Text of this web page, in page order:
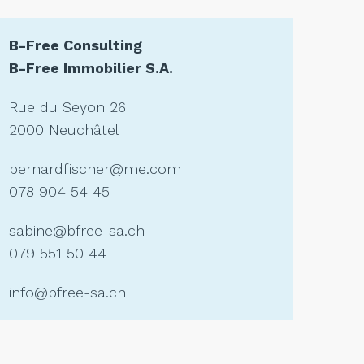
B-Free Consulting
B-Free Immobilier S.A.
Rue du Seyon 26
2000 Neuchâtel
bernardfischer@me.com
078 904 54 45
sabine@bfree-sa.ch
079 551 50 44
info@bfree-sa.ch